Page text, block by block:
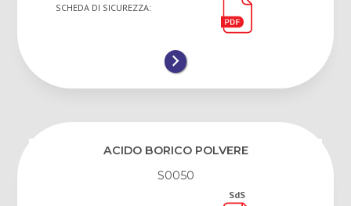
SCHEDA DI SICUREZZA:
ACIDO BORICO POLVERE
S0050
SdS